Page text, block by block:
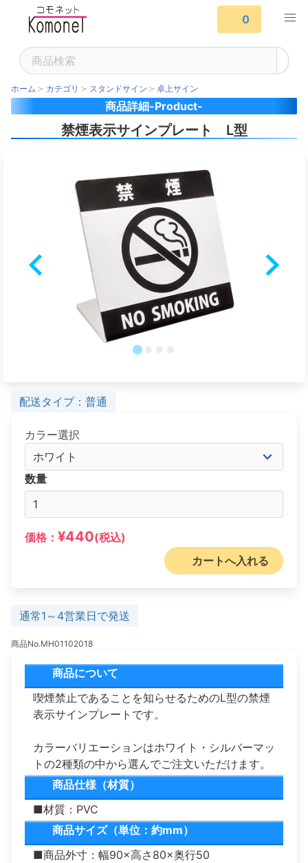
0
ホーム カテゴリ スタンドサイン 卓上サイン
商品詳細-Product-
禁煙表示サインプレート L型
配送タイプ：普通
カラー選択
数量
価格： ¥440(税込)
カートへ入れる
通常1～4営業日で発送
商品No.MH01102018
商品について
喫煙禁止であることを知らせるためのL型の禁煙
表示サインプレートです。
カラーバリエーションはホワイト・シルバーマッ
トの2種類の中から選んでご注文いただけます。
商品仕様（材質）
■材質：PVC
商品サイズ（単位：約mm）
■商品外寸：幅90×高さ80×奥行50